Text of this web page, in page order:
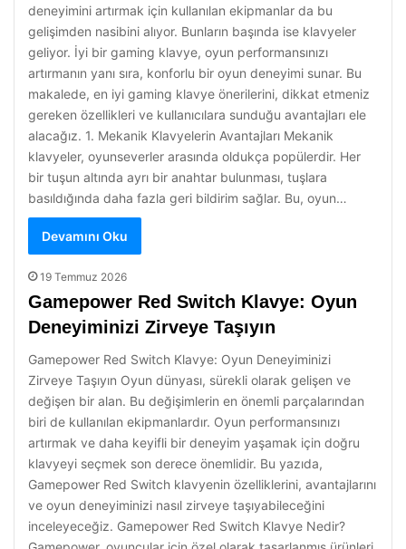
deneyimini artırmak için kullanılan ekipmanlar da bu
gelişimden nasibini alıyor. Bunların başında ise klavyeler
geliyor. İyi bir gaming klavye, oyun performansınızı
artırmanın yanı sıra, konforlu bir oyun deneyimi sunar. Bu
makalede, en iyi gaming klavye önerilerini, dikkat etmeniz
gereken özellikleri ve kullanıcılara sunduğu avantajları ele
alacağız. 1. Mekanik Klavyelerin Avantajları Mekanik
klavyeler, oyunseverler arasında oldukça popülerdir. Her
bir tuşun altında ayrı bir anahtar bulunması, tuşlara
basıldığında daha fazla geri bildirim sağlar. Bu, oyun…
Devamını Oku
19 Temmuz 2026
Gamepower Red Switch Klavye: Oyun
Deneyiminizi Zirveye Taşıyın
Gamepower Red Switch Klavye: Oyun Deneyiminizi
Zirveye Taşıyın Oyun dünyası, sürekli olarak gelişen ve
değişen bir alan. Bu değişimlerin en önemli parçalarından
biri de kullanılan ekipmanlardır. Oyun performansınızı
artırmak ve daha keyifli bir deneyim yaşamak için doğru
klavyeyi seçmek son derece önemlidir. Bu yazıda,
Gamepower Red Switch klavyenin özelliklerini, avantajlarını
ve oyun deneyiminizi nasıl zirveye taşıyabileceğini
inceleyeceğiz. Gamepower Red Switch Klavye Nedir?